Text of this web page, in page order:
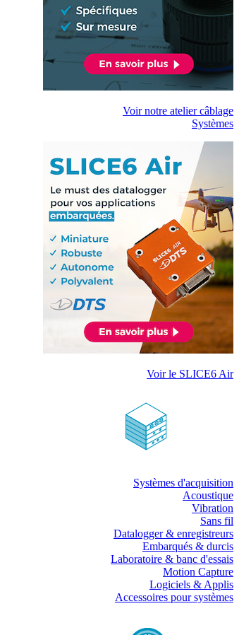
Voir notre atelier câblage
Systèmes
Voir le SLICE6 Air
Systèmes d'acquisition
Acoustique
Vibration
Sans fil
Datalogger & enregistreurs
Embarqués & durcis
Laboratoire & banc d'essais
Motion Capture
Logiciels & Applis
Accessoires pour systèmes